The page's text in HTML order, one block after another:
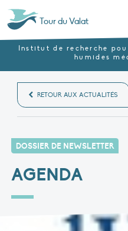
Tour du Valat
Institut de recherche
humides
RETOUR AUX ACTUALITÉS
DOSSIER DE NEWSLETTER
AGENDA